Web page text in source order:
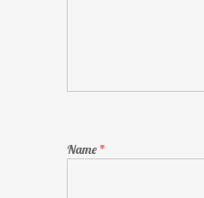
Name *